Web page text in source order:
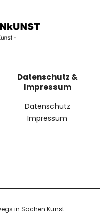
Datenschutz &
Impressum
Datenschutz
Impressum
in Sachen Kunst